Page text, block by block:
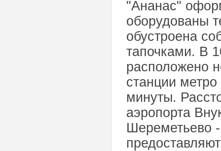
"Ананас"
оборудованы
обустроена
тапочками. В
расположено
станции
минуты.
аэропорта
Шереметьево